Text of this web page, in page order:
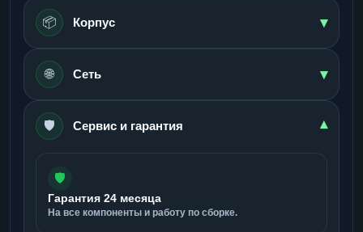
📦 Корпус ▾
🌐 Сеть ▾
🛡️ Сервис и гарантия ▾
🛡️
Гарантия 24 месяца
На все компоненты и работу по сборке.